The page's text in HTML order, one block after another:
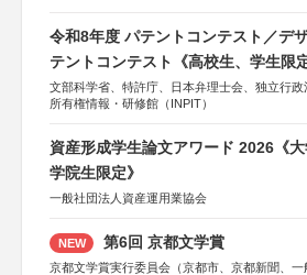
令和8年度 パテントコンテスト／デ
テントコンテスト《高校生、学生限定
文部科学省、特許庁、日本弁理士会、独立行政
所有権情報・研修館（INPIT）
資産形成学生論文アワード 2026《
学院生限定》
一般社団法人資産運用業協会
NEW 第6回 京都文学賞
京都文学賞実行委員会（京都市、京都新聞、一